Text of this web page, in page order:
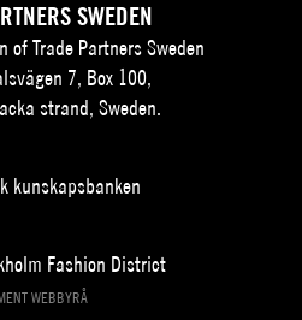
SWEDEN
of Trade Partners Sweden
7, Box 100,
strand, Sweden.
kunskapsbanken
Fashion District
WEBBYRÅ